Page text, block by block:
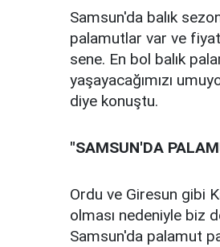
Samsun'da balık
palamutlar var ve
sene. En bol balık
yaşayacağımızı
diye konuştu.
"SAMSUN'DA
Ordu ve Giresun gibi
olması nedeniyle biz
Samsun'da palamut